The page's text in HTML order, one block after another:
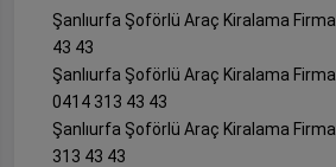
Şanlıurfa Şoförlü Araç Kiralama
43 43
Şanlıurfa Şoförlü Araç Kiralama
0414 313 43 43
Şanlıurfa Şoförlü Araç Kiralama
313 43 43